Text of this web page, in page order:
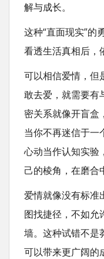
解与成长。
这种“直面现实”的
看透生活真相后，
可以相信爱情，但
敢去爱，就需要有
密关系就像开盲盒
当你不再迷信于一
心动当作认知实验
己的棱角，在磨合
爱情就像没有标准
图找捷径，不如允
墙。这种试错不是
可以带来更广阔的